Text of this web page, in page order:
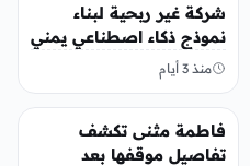
شركة غير ربحية لبناء
نموذج ذكاء اصطناعي يمني
منذ 3 أيام
منوعات
فاطمة مثنى تكشف
تفاصيل موقفها بعد